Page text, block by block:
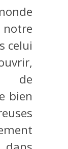
celui
de
bien